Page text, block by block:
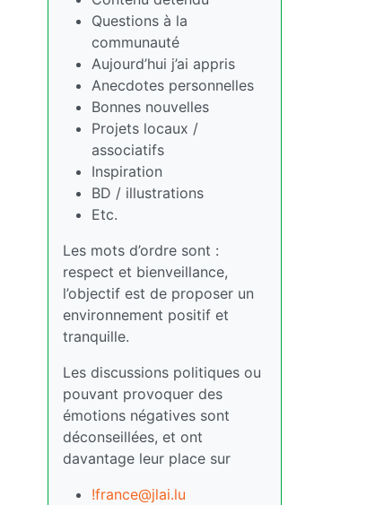
Questions à la
communauté
Aujourd’hui j’ai appris
Anecdotes personnelles
Bonnes nouvelles
Projets locaux /
associatifs
Inspiration
BD / illustrations
Etc.
Les mots d’ordre sont :
respect et bienveillance,
l’objectif est de proposer un
environnement positif et
tranquille.
Les discussions politiques ou
pouvant provoquer des
émotions négatives sont
déconseillées, et ont
davantage leur place sur
!france@jlai.lu